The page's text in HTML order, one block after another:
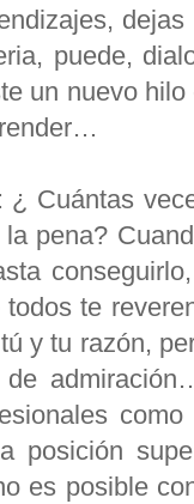
puede,
un nuevo
Cuántas
pena?
te
y tu razón,
posición
es posible